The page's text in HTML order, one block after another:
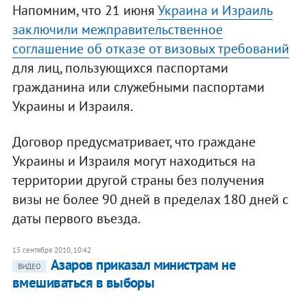
Напомним, что 21 июняУкраина и Израиль
заключили межправительственное
соглашение об отказе от визовых требований
для лиц, пользующихся паспортами
гражданина или служебными паспортами
Украины и Израиля.
Договор предусматривает, что граждане
Украины и Израиля могут находиться на
территории другой страны без получения
визы не более 90 дней в пределах 180 дней с
даты первого въезда.
15 сентября 2010, 10:42
ВИДЕО
Азаров приказал министрам не
вмешиваться в выборы